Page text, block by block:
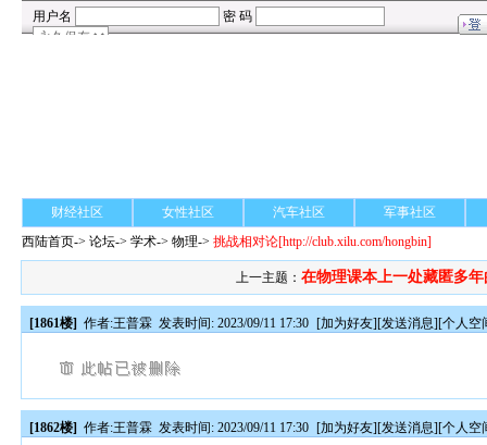
财经社区 女性社区 汽车社区
军事社区
西陆首页->论坛->学术-> 物理->挑战相对论[http://club.xilu.com/hongbin]
上一主题： 在物理课本上一处藏匿多年
[1861楼] 作者:王普霖 发表时间: 2023/09/11 17:30 [加为好友][发送消息][个人空
[1862楼] 作者:王普霖 发表时间: 2023/09/11 17:30 [加为好友][发送消息][个人空